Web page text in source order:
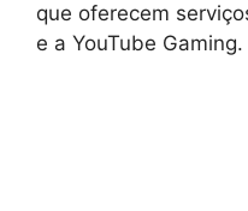
que oferecem
e a YouTube Gaming.